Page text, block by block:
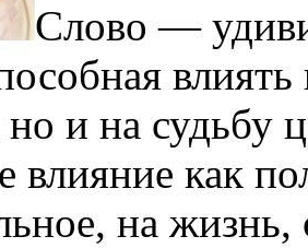
Слово —
но и на судьбу
как
на жизнь,